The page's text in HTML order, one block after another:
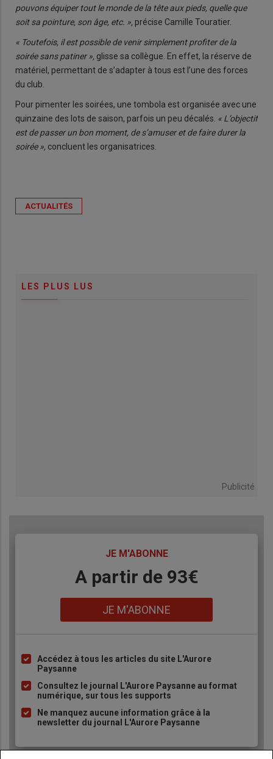
pouvons équiper tout le monde de la tête aux pieds, quelle que
soit sa pointure, son âge, etc. », précise Camille Touratier.
« Toutefois, il est possible de venir simplement profiter de la
soirée sans patiner », glisse sa collègue. En effet, la réserve de
matériel, permettant de s’adapter à tous est l’une des forces
du club.
Pour pimenter les soirées, une tombola est organisée avec une
quinzaine des lots de saison, parfois un peu décalés. « L’objectif
est de passer un bon moment, de s’amuser et de faire durer la
soirée », concluent les organisatrices.
ACTUALITÉS
LES PLUS LUS
Publicité
JE M'ABONNE
A partir de 93€
JE M'ABONNE
Liste
puce
Accédez à tous les articles du site L'Aurore
Paysanne
Consultez le journal L'Aurore Paysanne au format
numérique, sur tous les supports
Ne manquez aucune information grâce à la
newsletter du journal L'Aurore Paysanne